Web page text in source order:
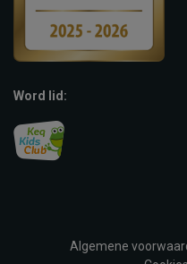
Word lid:
Algemene